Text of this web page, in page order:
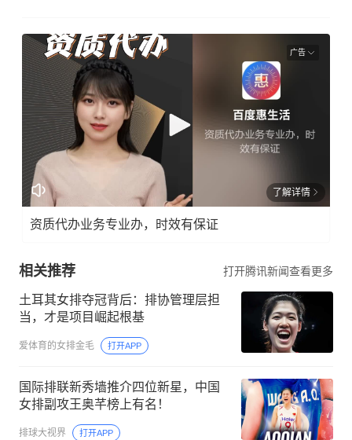
广告
了解详情
资质代办业务专业办，时效有保证
相关推荐 打开腾讯新闻查看更多
土耳其女排夺冠背后：排协管理层担
当，才是项目崛起根基
爱体育的女排金毛 打开APP
国际排联新秀墙推介四位新星，中国
女排副攻王奥芊榜上有名！
排球大视界 打开APP